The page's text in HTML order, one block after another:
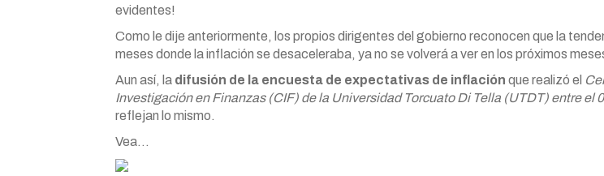
evidentes!
Como le dije anteriormente, los propios dirigentes del gobierno reconocen que la
meses donde la inflación se desaceleraba, ya no se volverá a ver en los próximos
Aun así, la difusión de la encuesta de expectativas de inflación que realizó el
Investigación en Finanzas (CIF) de la Universidad Torcuato Di Tella (UTDT) entre el
reflejan lo mismo.
Vea…